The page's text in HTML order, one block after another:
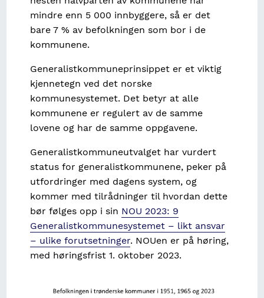
mindre enn 5 000 innbyggere, så er det
bare 7 % av befolkningen som bor i de
kommunene.
Generalistkommuneprinsippet er et viktig
kjennetegn ved det norske
kommunesystemet. Det betyr at alle
kommunene er regulert av de samme
lovene og har de samme oppgavene.
Generalistkommuneutvalget har vurdert
status for generalistkommunene, peker på
utfordringer med dagens system, og
kommer med tilrådninger til hvordan dette
bør følges opp i sin NOU 2023: 9
Generalistkommunesystemet – likt ansvar
– ulike forutsetninger. NOUen er på høring,
med høringsfrist 1. oktober 2023.
Image